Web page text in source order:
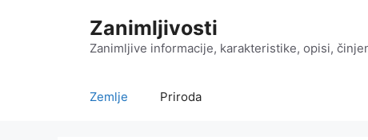
Zanimljivosti
Zanimljive informacije, karakteristike, opisi,
Zemlje Priroda